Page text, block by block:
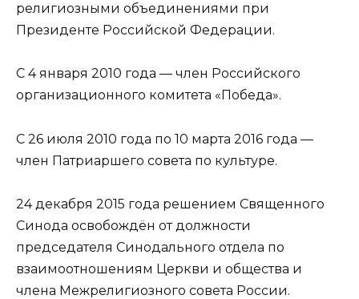
религиозными объединениями при
Президенте Российской Федерации.
С 4 января 2010 года — член Российского
организационного комитета «Победа».
С 26 июля 2010 года по 10 марта 2016 года —
член Патриаршего совета по культуре.
24 декабря 2015 года решением Священного
Синода освобождён от должности
председателя Синодального отдела по
взаимоотношениям Церкви и общества и
члена Межрелигиозного совета России.